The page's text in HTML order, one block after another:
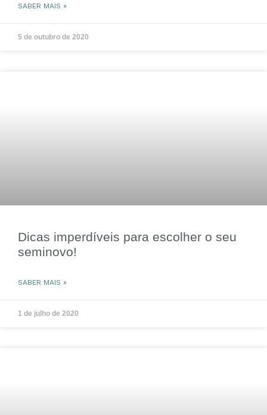
SABER MAIS »
5 de outubro de 2020
Dicas imperdíveis para escolher o seu
seminovo!
SABER MAIS »
1 de julho de 2020